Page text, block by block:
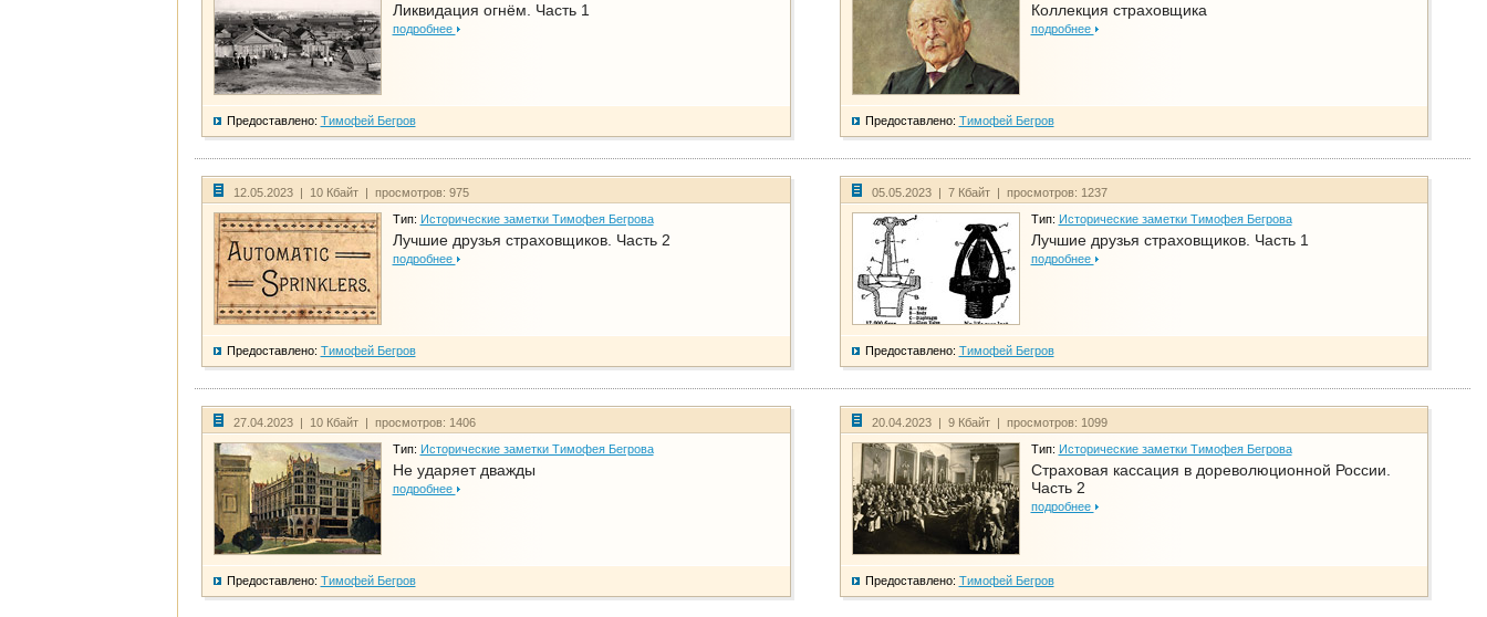
Ликвидация огнём. Часть 1
подробнее
Предоставлено: Тимофей Бегров
Коллекция страховщика
подробнее
Предоставлено: Тимофей Бегров
12.05.2023 | 10 Кбайт | просмотров: 975
Тип: Исторические заметки Тимофея Бегрова
Лучшие друзья страховщиков. Часть 2
подробнее
Предоставлено: Тимофей Бегров
05.05.2023 | 7 Кбайт | просмотров: 1237
Тип: Исторические заметки Тимофея Бегрова
Лучшие друзья страховщиков. Часть 1
подробнее
Предоставлено: Тимофей Бегров
27.04.2023 | 10 Кбайт | просмотров: 1406
Тип: Исторические заметки Тимофея Бегрова
Не ударяет дважды
подробнее
Предоставлено: Тимофей Бегров
20.04.2023 | 9 Кбайт | просмотров: 1099
Тип: Исторические заметки Тимофея Бегрова
Страховая кассация в дореволюционной России.
Часть 2
подробнее
Предоставлено: Тимофей Бегров